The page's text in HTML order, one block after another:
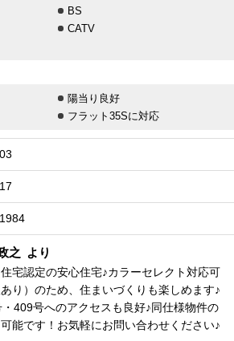
BS
CATV
陽当り良好
フラット35Sに対応
之 より
宅認定の安心住宅♪カラーセレクト対応可
り）のため、住まいづくりも楽しめます♪
409号へのアクセスも良好♪同仕様物件の
能です！お気軽にお問い合わせください♪